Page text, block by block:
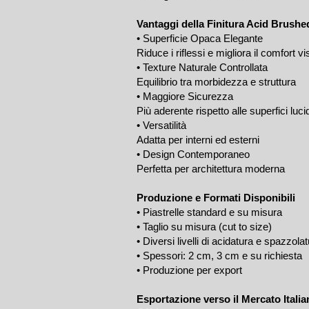
Vantaggi della Finitura Acid
• Superficie Opaca Elegante
Riduce i riflessi e migliora il comfort
• Texture Naturale Controllata
Equilibrio tra morbidezza e struttura
• Maggiore Sicurezza
Più aderente rispetto alle superfici
• Versatilità
Adatta per interni ed esterni
• Design Contemporaneo
Perfetta per architettura moderna
Produzione e Formati Disponibili
• Piastrelle standard e su misura
• Taglio su misura (cut to size)
• Diversi livelli di acidatura e
• Spessori: 2 cm, 3 cm e su richiesta
• Produzione per export
Esportazione verso il Mercato